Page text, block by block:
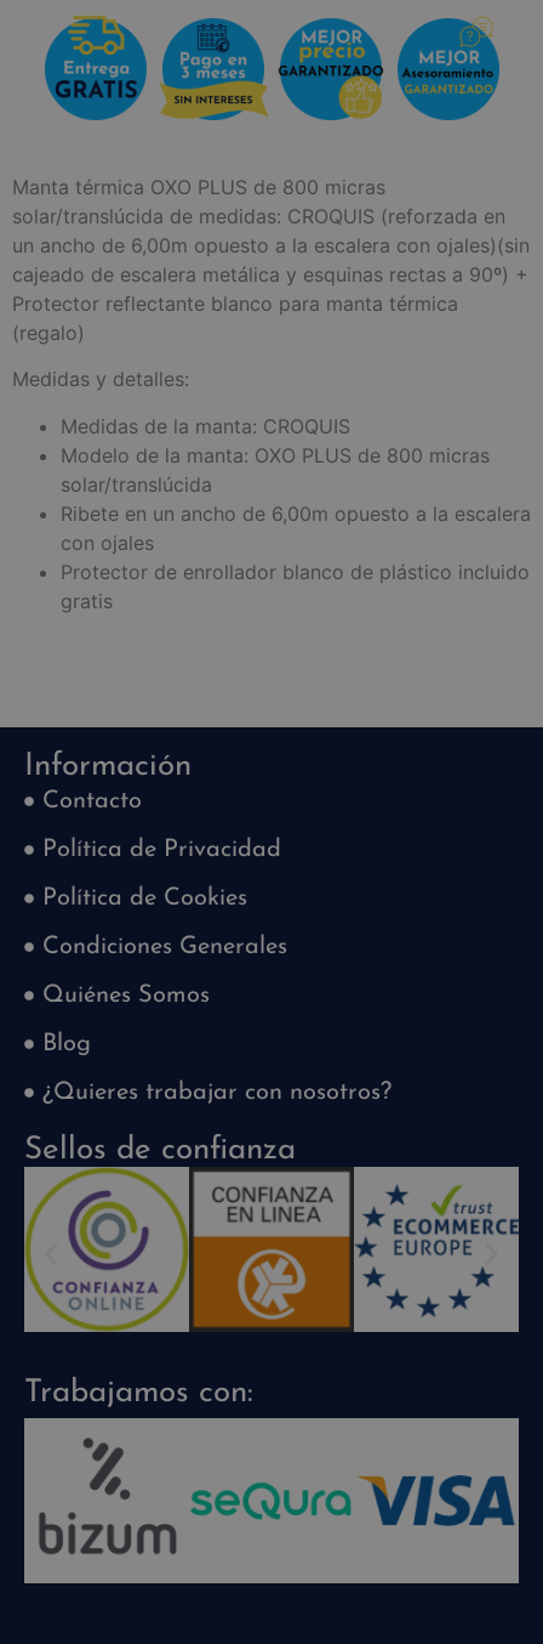
Manta térmica OXO PLUS de 800 micras
solar/translúcida de medidas: CROQUIS (reforzada en
un ancho de 6,00m opuesto a la escalera con ojales)(sin
cajeado de escalera metálica y esquinas rectas a 90º) +
Protector reflectante blanco para manta térmica
(regalo)
Medidas y detalles:
Medidas de la manta: CROQUIS
Modelo de la manta: OXO PLUS de 800 micras
solar/translúcida
Ribete en un ancho de 6,00m opuesto a la escalera
con ojales
Protector de enrollador blanco de plástico incluido
gratis
Información
Contacto
Política de Privacidad
Política de Cookies
Condiciones Generales
Quiénes Somos
Blog
¿Quieres trabajar con nosotros?
Sellos de confianza
Trabajamos con: